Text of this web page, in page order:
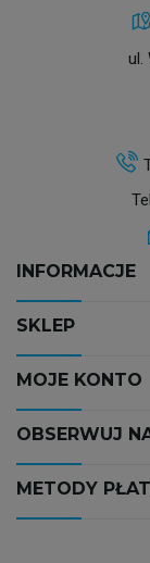
ul.
INFORMACJE
SKLEP
MOJE KONTO
OBSERWUJ
METODY